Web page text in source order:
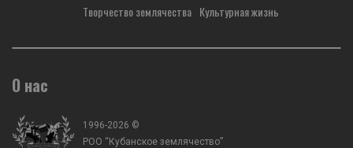
Творчество землячества Культурная жизнь
О нас
1996-2026 ©
РОО “Кубанское землячество”